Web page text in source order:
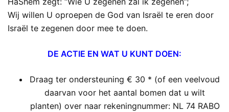
Wij willen U oproepen de God van Israël te eren door
Israël te zegenen door mee te doen.
DE ACTIE EN WAT U KUNT DOEN:
Draag ter ondersteuning € 30 * (of een veelvoud
daarvan voor het aantal bomen dat u wilt
planten) over naar rekeningnummer: NL 74 RABO